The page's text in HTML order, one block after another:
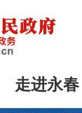
走进永春